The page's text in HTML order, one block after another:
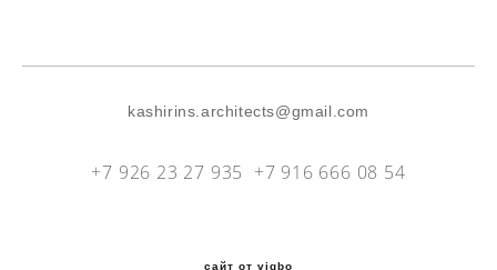
kashirins.architects@gmail.com
+7 926 23 27 935 +7 916 666 08 54
сайт от vigbo